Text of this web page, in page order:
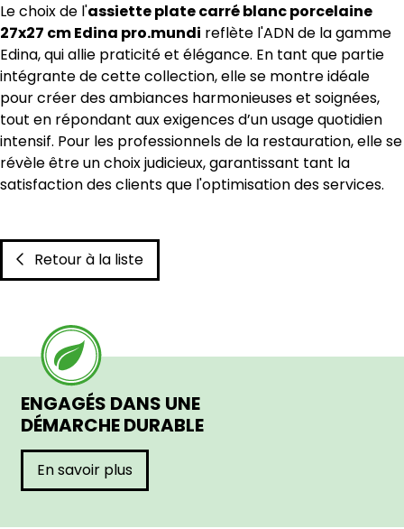
Le choix de l'assiette plate carré blanc porcelaine
27x27 cm Edina pro.mundi reflète l'ADN de la gamme
Edina, qui allie praticité et élégance. En tant que partie
intégrante de cette collection, elle se montre idéale
pour créer des ambiances harmonieuses et soignées,
tout en répondant aux exigences d’un usage quotidien
intensif. Pour les professionnels de la restauration, elle se
révèle être un choix judicieux, garantissant tant la
satisfaction des clients que l'optimisation des services.
Retour à la liste
ENGAGÉS DANS UNE
DÉMARCHE DURABLE
En savoir plus